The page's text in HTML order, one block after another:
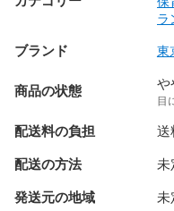
ラ
ブランド 東
商品の状態 や
目
配送料の負担 送
配送の方法 未
発送元の地域 未